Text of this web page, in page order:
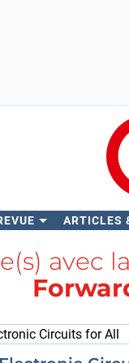
ARTICLES
avec